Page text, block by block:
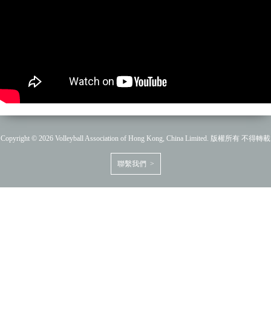
Copyright © 2026 Volleyball Association of Hong Kong, China Limited. 版權所有 不得轉載
聯繫我們 >